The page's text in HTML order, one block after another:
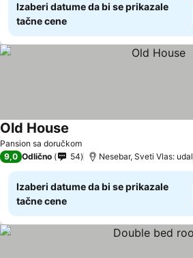
Izaberi datume da bi se prikazale
tačne cene
Pansion sa doručkom
Old House
9,0 Odlično 54 Nesebar, Sveti Vlas:
Izaberi datume da bi se prikazale
tačne cene